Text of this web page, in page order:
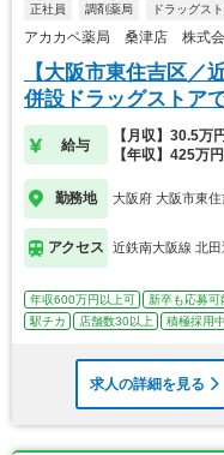
正社員 調剤薬局 ドラッグス
アカカベ薬局 桑津店 株式会
【大阪市東住吉区／
併設ドラッグストア
給与
【月収】30.5万
【年収】425万
勤務地 大阪府 大阪市東住
アクセス 近鉄南大阪線 北田
年収600万円以上可 新卒も応募可
駅チカ
店舗数30以上 積極採用中
求人の詳細を見る